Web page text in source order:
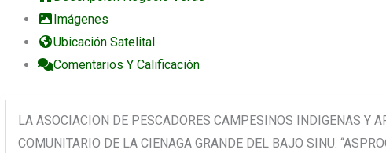
Imágenes
Ubicación Satelital
Comentarios Y Calificación
LA ASOCIACION DE PESCADORES CAMPESINOS INDIGENAS Y
COMUNITARIO DE LA CIENAGA GRANDE DEL BAJO SINU.